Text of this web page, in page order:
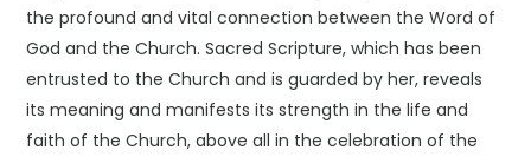
the profound and vital connection between the Word of
God and the Church. Sacred Scripture, which has been
entrusted to the Church and is guarded by her, reveals
its meaning and manifests its strength in the life and
faith of the Church, above all in the celebration of the